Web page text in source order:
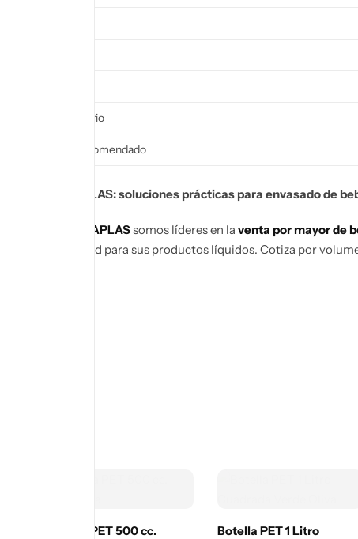
Accesorio
Uso recomendado
MEGAPLAS: soluciones prácticas para envasado de
MEGAPLASsomos líderes en la venta por mayor de
seguridad para sus productos líquidos. Cotiza por
Botella PET 500 cc.
Botella PET 1 Litro